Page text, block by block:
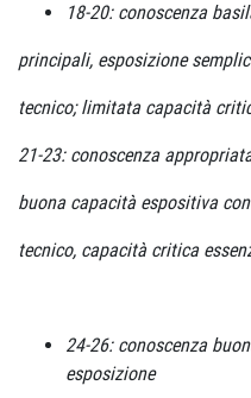
18-20: conoscenza
principali, esposizione
tecnico; limitata capacità
21-23: conoscenza
buona capacità espositiva
tecnico, capacità critica
24-26: conoscenza
esposizione